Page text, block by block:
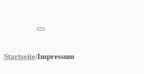
Startseite/Impressum